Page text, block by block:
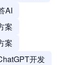
AI
案
案
开发